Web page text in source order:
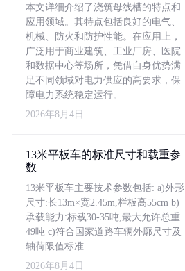
本文详细介绍了浇筑母线槽的特点和
应用领域。其特点包括良好的电气、
机械、防火和防护性能。在应用上，
广泛用于商业建筑、工业厂房、医院
和数据中心等场所，凭借自身优势满
足不同领域对电力供应的高要求，保
障电力系统稳定运行。
2026年8月4日
13米平板车的标准尺寸和载重参
数
13米平板车主要技术参数包括: a)外形
尺寸:长13m×宽2.45m,栏板高55cm b)
承载能力:标载30-35吨,最大允许总重
49吨 c)符合国家道路车辆外廓尺寸及
轴荷限值标准
2026年8月4日